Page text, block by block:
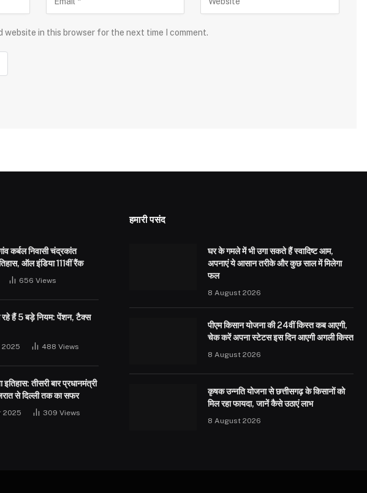
website in this browser for the next time I comment.
कर्बल निवासी चंद्रकांत
ऑल इंडिया 111वीं रैंक
656 Views
रहे हैं 5 बड़े नियम: पेंशन, टैक्स
2025 488 Views
इतिहास: तीसरी बार प्रधानमंत्री
से दिल्ली तक का सफर
2025 309 Views
हमारी पसंद
घर के गमले में भी उगा सकते हैं स्वादिष्ट आम,
अपनाएं ये आसान तरीके और कुछ साल में मिलेगा
फल
8 August 2026
पीएम किसान योजना की 24वीं किस्त कब आएगी,
चेक करें अपना स्टेटस इस दिन आएगी अगली किस्त
8 August 2026
कृषक उन्नति योजना से छत्तीसगढ़ के किसानों को
मिल रहा फायदा, जानें कैसे उठाएं लाभ
8 August 2026